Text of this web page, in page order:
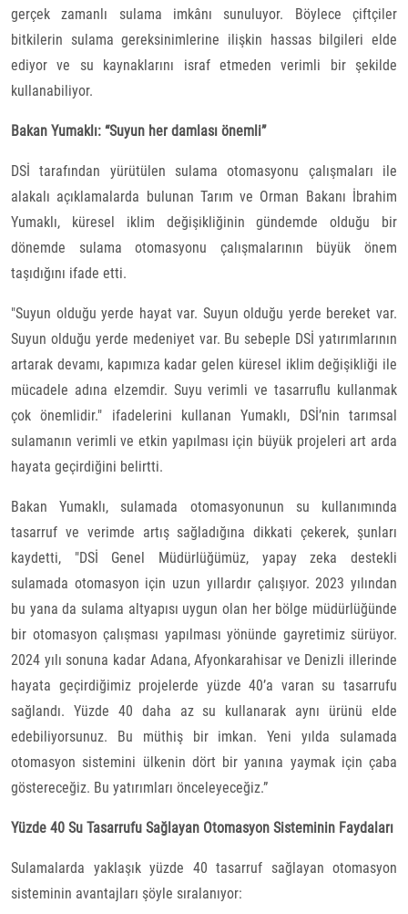
gerçek zamanlı sulama imkânı sunuluyor. Böylece çiftçiler
bitkilerin sulama gereksinimlerine ilişkin hassas bilgileri elde
ediyor ve su kaynaklarını israf etmeden verimli bir şekilde
kullanabiliyor.
Bakan Yumaklı: “Suyun her damlası önemli”
DSİ tarafından yürütülen sulama otomasyonu çalışmaları ile
alakalı açıklamalarda bulunan Tarım ve Orman Bakanı İbrahim
Yumaklı, küresel iklim değişikliğinin gündemde olduğu bir
dönemde sulama otomasyonu çalışmalarının büyük önem
taşıdığını ifade etti.
"Suyun olduğu yerde hayat var. Suyun olduğu yerde bereket var.
Suyun olduğu yerde medeniyet var. Bu sebeple DSİ yatırımlarının
artarak devamı, kapımıza kadar gelen küresel iklim değişikliği ile
mücadele adına elzemdir. Suyu verimli ve tasarruflu kullanmak
çok önemlidir." ifadelerini kullanan Yumaklı, DSİ’nin tarımsal
sulamanın verimli ve etkin yapılması için büyük projeleri art arda
hayata geçirdiğini belirtti.
Bakan Yumaklı, sulamada otomasyonunun su kullanımında
tasarruf ve verimde artış sağladığına dikkati çekerek, şunları
kaydetti, "DSİ Genel Müdürlüğümüz, yapay zeka destekli
sulamada otomasyon için uzun yıllardır çalışıyor. 2023 yılından
bu yana da sulama altyapısı uygun olan her bölge müdürlüğünde
bir otomasyon çalışması yapılması yönünde gayretimiz sürüyor.
2024 yılı sonuna kadar Adana, Afyonkarahisar ve Denizli illerinde
hayata geçirdiğimiz projelerde yüzde 40’a varan su tasarrufu
sağlandı. Yüzde 40 daha az su kullanarak aynı ürünü elde
edebiliyorsunuz. Bu müthiş bir imkan. Yeni yılda sulamada
otomasyon sistemini ülkenin dört bir yanına yaymak için çaba
göstereceğiz. Bu yatırımları önceleyeceğiz.”
Yüzde 40 Su Tasarrufu Sağlayan Otomasyon Sisteminin Faydaları
Sulamalarda yaklaşık yüzde 40 tasarruf sağlayan otomasyon
sisteminin avantajları şöyle sıralanıyor: